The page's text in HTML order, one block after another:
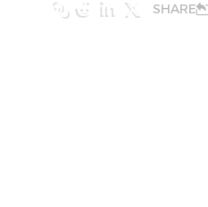
SHARE